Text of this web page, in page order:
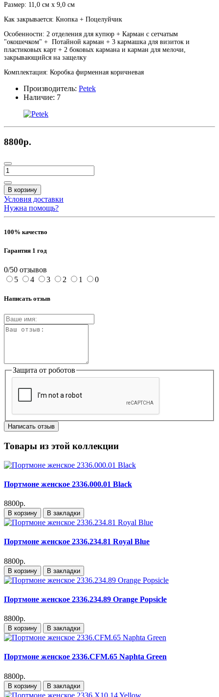
Размер: 11,0 см х 9,0 см
Как закрывается: Кнопка + Поцелуйчик
Особенности: 2 отделения для купюр + Карман с сетчатым
"окошечком" + Потайной карман + 3 кармашка для визиток и
пластиковых карт + 2 боковых кармана и карман для мелочи,
закрывающийся на защелку
Комплектация: Коробка фирменная коричневая
Производитель: Petek
Наличие: 7
8800р.
В корзину
Условия доставки
Нужна помощь?
100% качество
Гарантия 1 год
0/50 отзывов
5
4 3 2 1 0
Написать отзыв
Защита от роботов
Написать отзыв
Товары из этой коллекции
Портмоне женское 2336.000.01 Black
8800р.
В корзину В закладки
Портмоне женское 2336.234.81 Royal Blue
8800р.
В корзину В закладки
Портмоне женское 2336.234.89 Orange Popsicle
8800р.
В корзину В закладки
Портмоне женское 2336.CFM.65 Naphta Green
8800р.
В корзину В закладки